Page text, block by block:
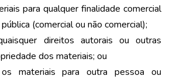
para qualquer finalidade comercial
(comercial ou não comercial);
direitos autorais ou outras
dos materiais; ou
materiais para outra pessoa ou